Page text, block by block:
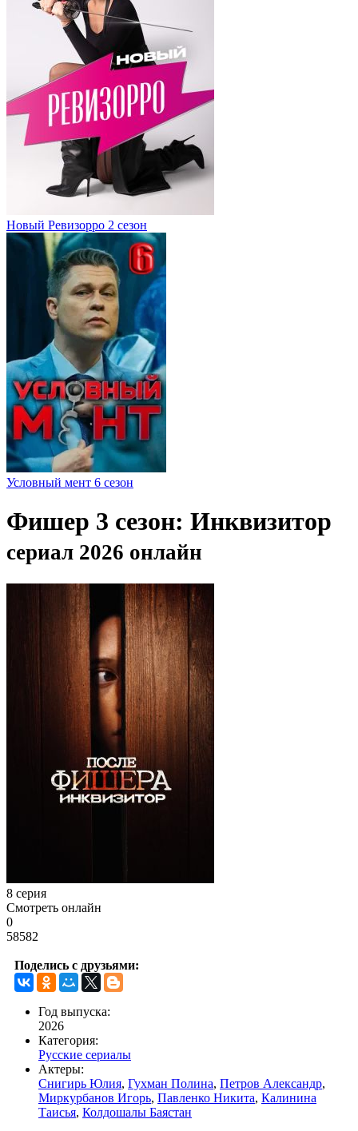
Новый Ревизорро 2 сезон
Условный мент 6 сезон
Фишер 3 сезон: Инквизитор
сериал 2026 онлайн
8 серия
Смотреть онлайн
0
58582
Поделись с друзьями:
Год выпуска:
2026
Категория:
Русские сериалы
Актеры:
Снигирь Юлия, Гухман Полина, Петров Александр,
Миркурбанов Игорь, Павленко Никита, Калинина
Таисья, Колдошалы Баястан